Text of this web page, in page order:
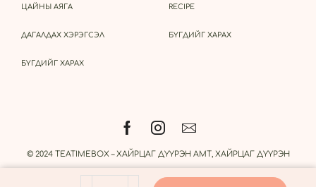
ЦАЙНЫ АЯГА
ДАГАЛДАХ ХЭРЭГСЭЛ
БҮГДИЙГ ХАРАХ
RECIPE
БҮГДИЙГ ХАРАХ
© 2024 TEATIMEBOX – ХАЙРЦАГ ДҮҮРЭН АМТ, ХАЙРЦАГ ДҮҮРЭН